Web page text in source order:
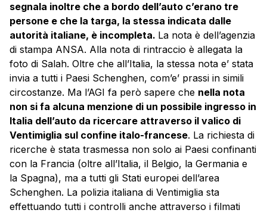
segnala inoltre che a bordo dell’auto c’erano tre
persone e che la targa, la stessa indicata dalle
autorità italiane, è incompleta. La nota è dell’agenzia
di stampa ANSA. Alla nota di rintraccio è allegata la
foto di Salah. Oltre che all’Italia, la stessa nota e’ stata
invia a tutti i Paesi Schenghen, com’e’ prassi in simili
circostanze. Ma l’AGI fa però sapere che nella nota
non si fa alcuna menzione di un possibile ingresso in
Italia dell’auto da ricercare attraverso il valico di
Ventimiglia sul confine italo-francese. La richiesta di
ricerche è stata trasmessa non solo ai Paesi confinanti
con la Francia (oltre all’Italia, il Belgio, la Germania e
la Spagna), ma a tutti gli Stati europei dell’area
Schenghen. La polizia italiana di Ventimiglia sta
effettuando tutti i controlli anche attraverso i filmati